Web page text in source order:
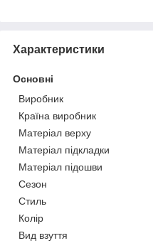
Характеристики
Основні
Виробник
Країна виробник
Матеріал верху
Матеріал підкладки
Матеріал підошви
Сезон
Стиль
Колір
Вид взуття